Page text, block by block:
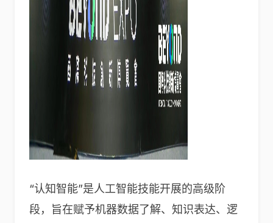
“认知智能”是人工智能技能开展的高级阶
段，旨在赋予机器数据了解、知识表达、逻